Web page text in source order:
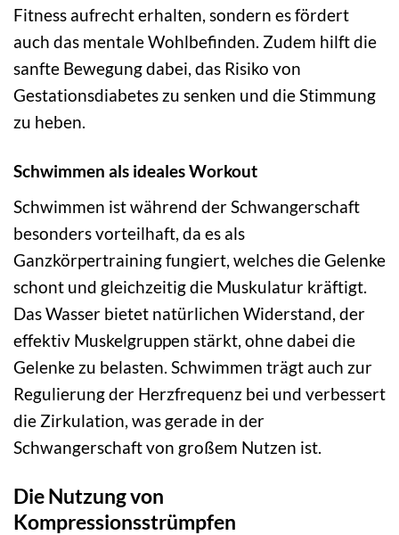
Fitness aufrecht erhalten, sondern es fördert
auch das mentale Wohlbefinden. Zudem hilft die
sanfte Bewegung dabei, das Risiko von
Gestationsdiabetes zu senken und die Stimmung
zu heben.
Schwimmen als ideales Workout
Schwimmen ist während der Schwangerschaft
besonders vorteilhaft, da es als
Ganzkörpertraining fungiert, welches die Gelenke
schont und gleichzeitig die Muskulatur kräftigt.
Das Wasser bietet natürlichen Widerstand, der
effektiv Muskelgruppen stärkt, ohne dabei die
Gelenke zu belasten. Schwimmen trägt auch zur
Regulierung der Herzfrequenz bei und verbessert
die Zirkulation, was gerade in der
Schwangerschaft von großem Nutzen ist.
Die Nutzung von
Kompressionsstrümpfen